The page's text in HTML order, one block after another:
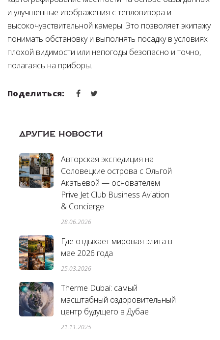
и улучшенные изображения с тепловизора и
высокочувствительной камеры. Это позволяет экипажу
понимать обстановку и выполнять посадку в условиях
плохой видимости или непогоды безопасно и точно,
полагаясь на приборы.
Поделиться:
ДРУГИЕ НОВОСТИ
Авторская экспедиция на
Соловецкие острова с Ольгой
Акатьевой — основателем
Prive Jet Club Business Aviation
& Concierge
28.06.2026
Где отдыхает мировая элита в
мае 2026 года
25.03.2026
Therme Dubai: самый
масштабный оздоровительный
центр будущего в Дубае
21.11.2025